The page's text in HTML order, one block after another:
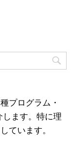
プログラム・
ます。特に理
ています。